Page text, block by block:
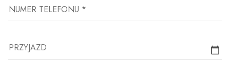
NUMER TELEFONU *
PRZYJAZD